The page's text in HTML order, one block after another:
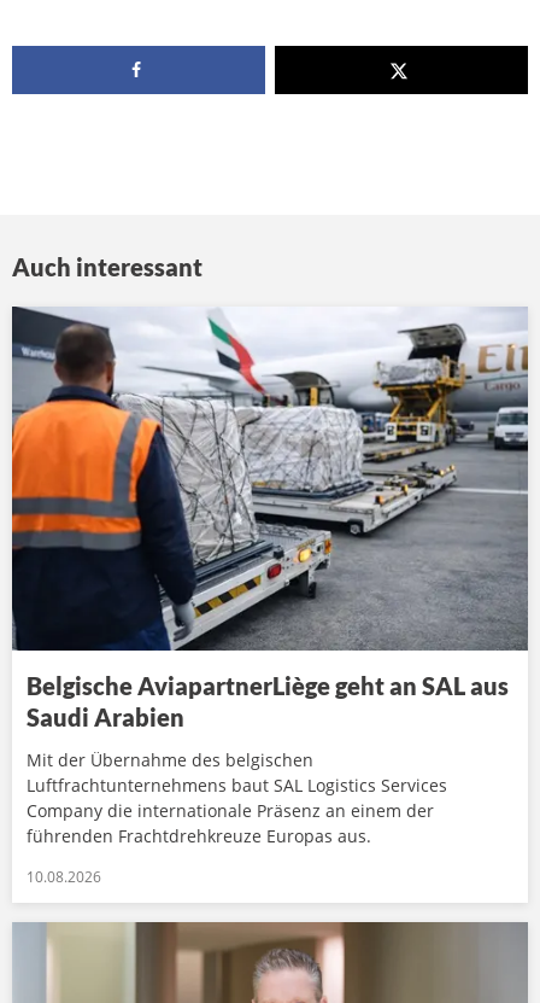
Auch interessant
Belgische AviapartnerLiège geht an SAL aus
Saudi Arabien
Mit der Übernahme des belgischen
Luftfrachtunternehmens baut SAL Logistics Services
Company die internationale Präsenz an einem der
führenden Frachtdrehkreuze Europas aus.
10.08.2026